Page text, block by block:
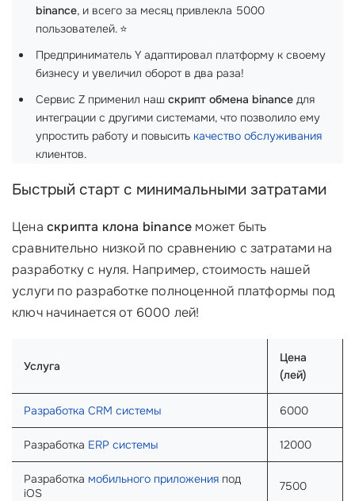
binance, и всего за месяц привлекла 5000
пользователей. ⭐
Предприниматель Y адаптировал платформу к своему
бизнесу и увеличил оборот в два раза!
Сервис Z применил наш скрипт обмена binance для
интеграции с другими системами, что позволило ему
упростить работу и повысить качество обслуживания
клиентов.
Быстрый старт с минимальными затратами
Цена скрипта клона binance может быть
сравнительно низкой по сравнению с затратами на
разработку с нуля. Например, стоимость нашей
услуги по разработке полноценной платформы под
ключ начинается от 6000 лей!
Услуга
Цена
(лей)
Разработка CRM системы 6000
Разработка ERP системы 12000
Разработка мобильного приложения под
iOS
7500